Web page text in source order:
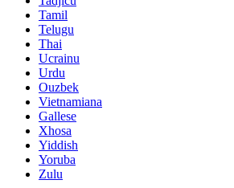
Tamil
Telugu
Thai
Ucrainu
Urdu
Ouzbek
Vietnamiana
Gallese
Xhosa
Yiddish
Yoruba
Zulu